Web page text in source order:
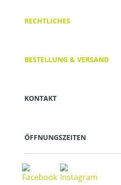
RECHTLICHES
BESTELLUNG & VERSAND
KONTAKT
ÖFFNUNGSZEITEN